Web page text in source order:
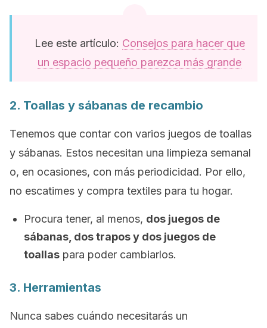
Lee este artículo: Consejos para hacer que
un espacio pequeño parezca más grande
2. Toallas y sábanas de recambio
Tenemos que contar con varios juegos de toallas
y sábanas. Estos necesitan una limpieza semanal
o, en ocasiones, con más periodicidad. Por ello,
no escatimes y compra textiles para tu hogar.
Procura tener, al menos, dos juegos de
sábanas, dos trapos y dos juegos de
toallas para poder cambiarlos.
3. Herramientas
Nunca sabes cuándo necesitarás un